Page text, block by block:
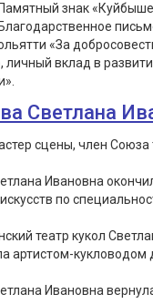
знак
«За
личный вклад в
Светлана
сцены, член Союза
Ивановна
по
театр кукол
артистом-кукловодом
Ивановна